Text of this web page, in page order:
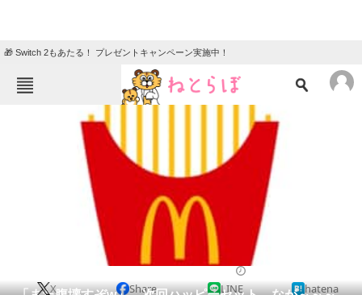
🎁 Switch 2もあたる！ プレゼントキャンペーン実施中！
地域
教育・育児
リサーチ
会員記事X Share LINE hatena